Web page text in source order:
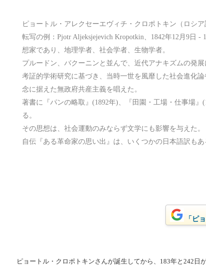
ピョートル・アレクセーエヴィチ・クロポトキン（ロシ
転写の例：Pjotr Aljeksjejevich Kropotkin、1842年12月9日
想家であり、地理学者、社会学者、生物学者。
プルードン、バクーニンと並んで、近代アナキズムの発
考証的学術研究に基づき、当時一世を風靡した社会進化
念に据えた無政府共産主義を唱えた。
著書に『パンの略取』(1892年)、『田園・工場・仕事場』
る。
その思想は、社会運動のみならず文学にも影響を与えた。
自伝『ある革命家の思い出』は、いくつかの日本語訳もあ
「ピ
ピョートル・クロポトキンさんが誕生してから、183年と242日